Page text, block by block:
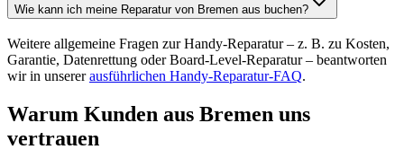
Wie kann ich meine Reparatur von Bremen aus buchen?
Weitere allgemeine Fragen zur Handy-Reparatur – z. B. zu Kosten,
Garantie, Datenrettung oder Board-Level-Reparatur – beantworten
wir in unserer ausführlichen Handy-Reparatur-FAQ.
Warum Kunden aus Bremen uns
vertrauen